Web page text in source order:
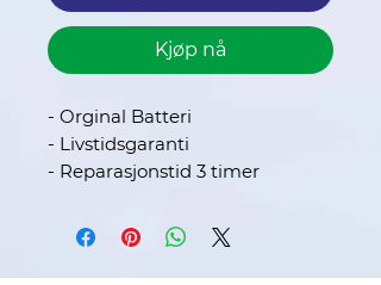
Kjøp nå
- Orginal Batteri
- Livstidsgaranti
- Reparasjonstid 3 timer